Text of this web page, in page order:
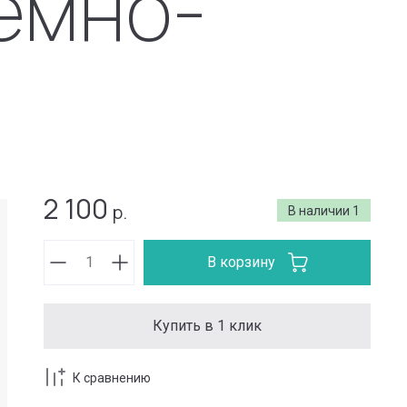
В наличии 1
2 100 р.
В корзину
Купить в 1 клик
К сравнению